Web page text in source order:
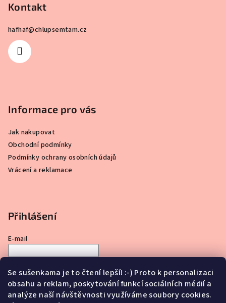
Se sušenkama je to čtení lepší! :-) Proto k personalizaci
obsahu a reklam, poskytování funkcí sociálních médií a
analýze naší návštěvnosti využíváme soubory cookies.
Kontakt
hafhaf@chlupsemtam.cz
Informace pro vás
Jak nakupovat
Obchodní podmínky
Podmínky ochrany osobních údajů
Vrácení a reklamace
Přihlášení
E-mail
Přihlásit se